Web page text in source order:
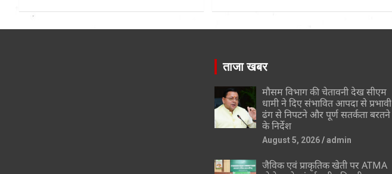
ताजा खबर
मौसम विभाग की चेतावनी देख सीएम
धामी ने दिए संभावित आपदा से प्रभावी
ढंग से निपटने और पूर्ण सतर्कता बरतने
के निर्देश
August 5, 2026 admin
जैविक एवं प्राकृतिक खेती पर ATMA